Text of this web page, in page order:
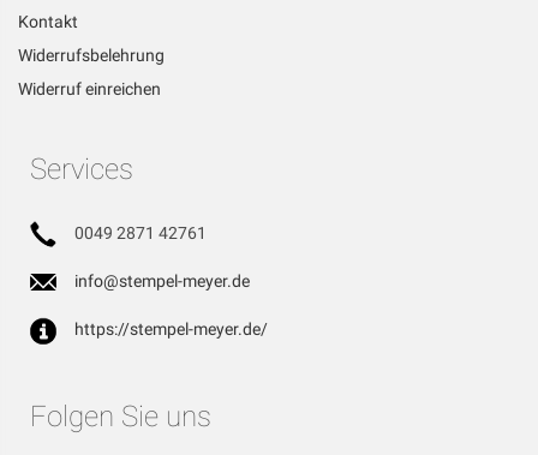
Kontakt
Widerrufsbelehrung
Widerruf einreichen
Services
0049 2871 42761
info@stempel-meyer.de
https://stempel-meyer.de/
Folgen Sie uns